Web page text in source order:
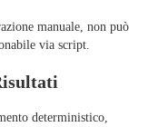
manuale, non può
via script.
deterministico,